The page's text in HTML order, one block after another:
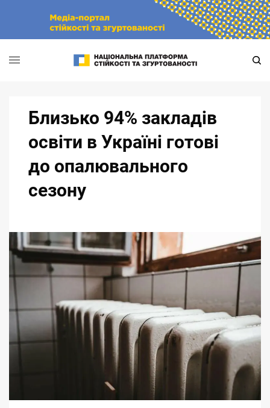
Близько 94% закладів
освіти в Україні готові
до опалювального
сезону